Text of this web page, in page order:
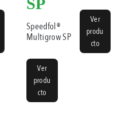
Speedfol®
Multigrow SP
Ver
produ
cto
Ver
produ
cto